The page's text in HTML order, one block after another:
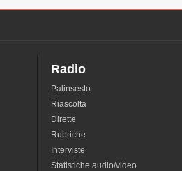
Radio
Palinsesto
Riascolta
Dirette
Rubriche
Interviste
Statistiche audio/video